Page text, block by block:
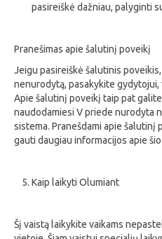
pasireiškė dažniau, palyginti
Pranešimas apie šalutinį poveikį
Jeigu pasireiškė šalutinis
nenurodytą, pasakykite
Apie šalutinį poveikį taip pat
naudodamiesi V priede nurodyta
sistema. Pranešdami apie šalutinį
gauti daugiau informacijos apie
Kaip laikyti Olumiant
Šį vaistą laikykite vaikams